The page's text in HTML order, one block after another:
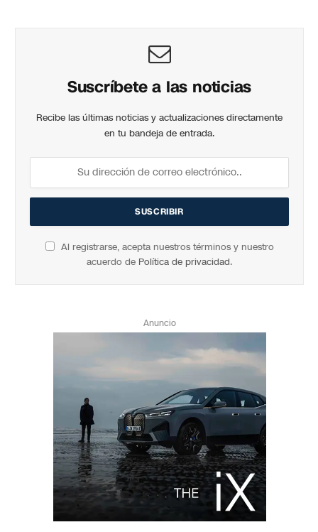
Suscríbete a las noticias
Recibe las últimas noticias y actualizaciones directamente
en tu bandeja de entrada.
Al registrarse, acepta nuestros términos y nuestro
acuerdo de Política de privacidad.
Anuncio